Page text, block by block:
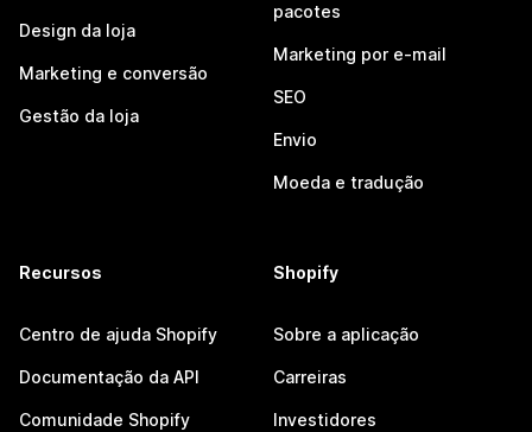
Design da loja
Marketing e conversão
Gestão da loja
pacotes
Marketing por e-mail
SEO
Envio
Moeda e tradução
Recursos
Centro de ajuda Shopify
Documentação da API
Comunidade Shopify
Shopify
Sobre a aplicação
Carreiras
Investidores